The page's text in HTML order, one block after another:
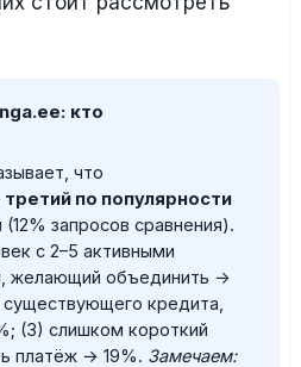
кто
что
третий по популярности
(12% запросов сравнения).
с 2–5 активными
желающий объединить →
кредита,
(3) слишком короткий
платёж → 19%. Замечаем: